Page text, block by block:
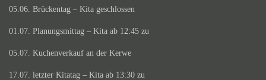
05.06. Brückentag – Kita geschlossen
01.07. Planungsmittag – Kita ab 12:45 zu
05.07. Kuchenverkauf an der Kerwe
17.07. letzter Kitatag – Kita ab 13:30 zu